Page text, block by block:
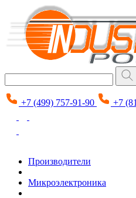
+7 (499) 757-91-90 +7
Производители
Микроэлектроника